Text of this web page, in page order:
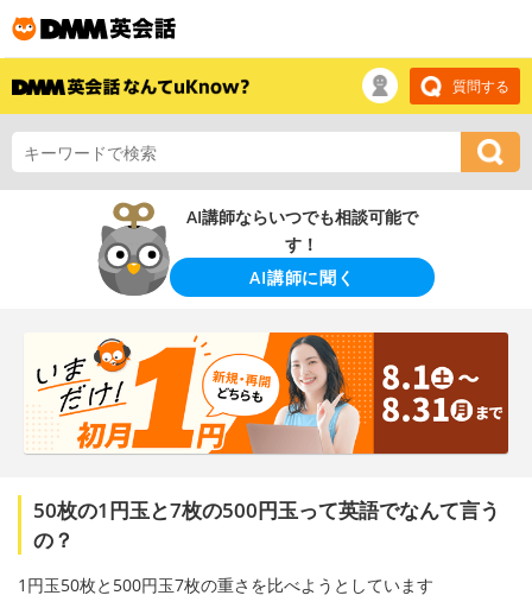
質問する
AI講師ならいつでも相談可能で
す！
AI講師に聞く
50枚の1円玉と7枚の500円玉って英語でなんて言う
の？
1円玉50枚と500円玉7枚の重さを比べようとしています